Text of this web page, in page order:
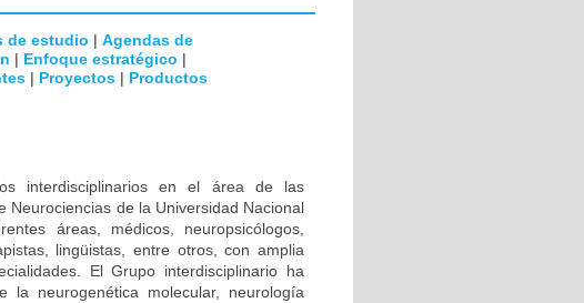
de estudio | Agendas de
| Enfoque estratégico |
| Proyectos | Productos
interdisciplinarios en el área de las
Neurociencias de la Universidad Nacional
áreas, médicos, neuropsicólogos,
lingüistas, entre otros, con amplia
El Grupo interdisciplinario ha
la neurogenética molecular, neurología